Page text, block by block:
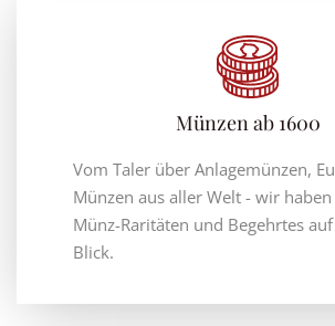
Münzen ab 1600
Vom Taler über Anlagemünzen,
Münzen aus aller Welt - wir haben
Münz-Raritäten und Begehrtes
Blick.